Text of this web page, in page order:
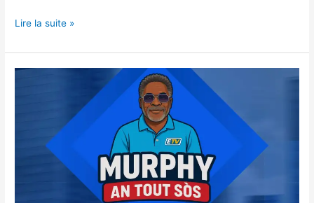
Lire la suite »